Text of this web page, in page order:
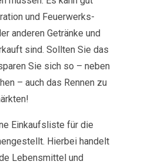
und Feuerwerks-
anderen Getränke und
sind. Sollten Sie das
Sie sich so – neben
– auch das Rennen zu
Einkaufsliste für die
Hierbei handelt
Lebensmittel und